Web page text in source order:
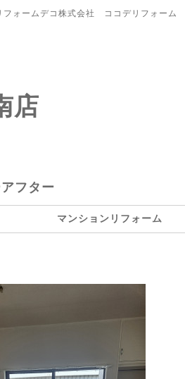
フォームデコ株式会社 ココデリフォーム
店
フター
マンションリフォーム